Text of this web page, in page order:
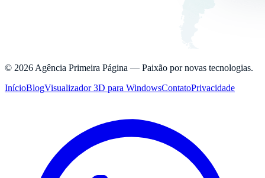
© 2026 Agência Primeira Página — Paixão por novas tecnologias.
InícioBlogVisualizador 3D para WindowsContatoPrivacidade